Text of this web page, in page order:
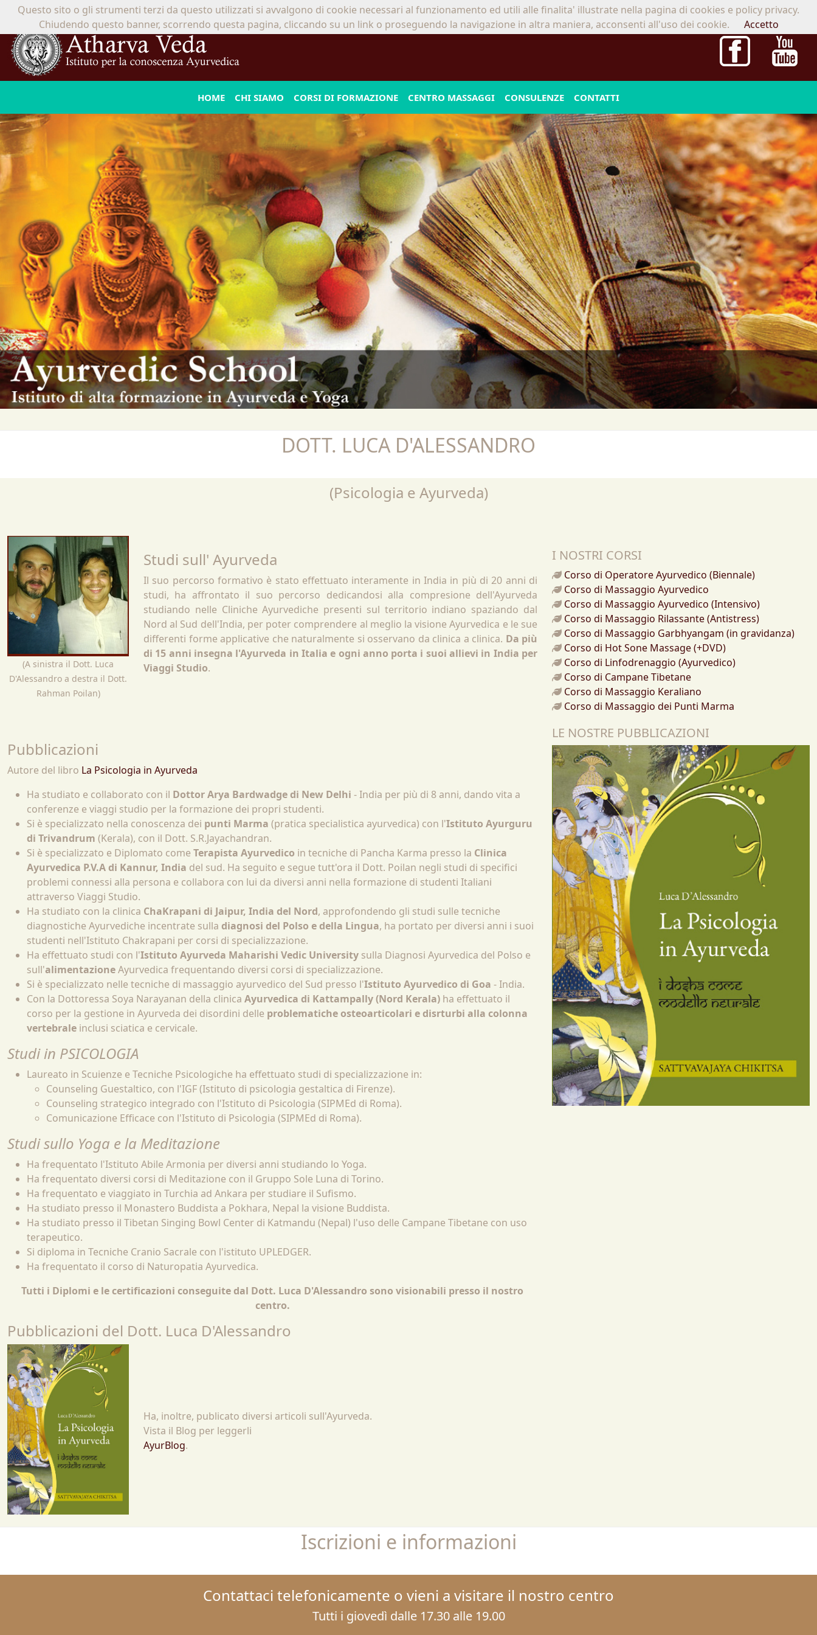
06.86801230-333.5272435 atharva-veda@libero.it
HOME CHI SIAMO CORSI DI FORMAZIONE CENTRO MASSAGGI CONSULENZE CONTATTI
DOTT. LUCA D'ALESSANDRO
(Psicologia e Ayurveda)
(A sinistra il Dott. Luca
D'Alessandro a destra il Dott.
Rahman Poilan)
Studi sull' Ayurveda
Il suo percorso formativo è stato effettuato interamente in India in più di 20 anni di
studi, ha affrontato il suo percorso dedicandosi alla compresione dell'Ayurveda
studiando nelle Cliniche Ayurvediche presenti sul territorio indiano spaziando dal
Nord al Sud dell'India, per poter comprendere al meglio la visione Ayurvedica e le sue
differenti forme applicative che naturalmente si osservano da clinica a clinica. Da più
di 15 anni insegna l'Ayurveda in Italia e ogni anno porta i suoi allievi in India per
Viaggi Studio.
Pubblicazioni
Autore del libro La Psicologia in Ayurveda
Ha studiato e collaborato con il Dottor Arya Bardwadge di New Delhi - India per più di 8 anni, dando vita a
conferenze e viaggi studio per la formazione dei propri studenti.
Si è specializzato nella conoscenza dei punti Marma (pratica specialistica ayurvedica) con l'Istituto Ayurguru
di Trivandrum (Kerala), con il Dott. S.R.Jayachandran.
Si è specializzato e Diplomato come Terapista Ayurvedico in tecniche di Pancha Karma presso la Clinica
Ayurvedica P.V.A di Kannur, India del sud. Ha seguito e segue tutt'ora il Dott. Poilan negli studi di specifici
problemi connessi alla persona e collabora con lui da diversi anni nella formazione di studenti Italiani
attraverso Viaggi Studio.
Ha studiato con la clinica ChaKrapani di Jaipur, India del Nord, approfondendo gli studi sulle tecniche
diagnostiche Ayurvediche incentrate sulla diagnosi del Polso e della Lingua, ha portato per diversi anni i suoi
studenti nell'Istituto Chakrapani per corsi di specializzazione.
Ha effettuato studi con l'Istituto Ayurveda Maharishi Vedic University sulla Diagnosi Ayurvedica del Polso e
sull'alimentazioneAyurvedica frequentando diversi corsi di specializzazione.
Si è specializzato nelle tecniche di massaggio ayurvedico del Sud presso l'Istituto Ayurvedico di Goa - India.
Con la Dottoressa Soya Narayanan della clinica Ayurvedica di Kattampally (Nord Kerala) ha effettuato il
corso per la gestione in Ayurveda dei disordini delle problematiche osteoarticolari e disrturbi alla colonna
vertebrale inclusi sciatica e cervicale.
Studi in PSICOLOGIA
Laureato in Scuienze e Tecniche Psicologiche ha effettuato studi di specializzazione in:
Counseling Guestaltico, con l'IGF (Istituto di psicologia gestaltica di Firenze).
Counseling strategico integrado con l'Istituto di Psicologia (SIPMEd di Roma).
Comunicazione Efficace con l'Istituto di Psicologia (SIPMEd di Roma).
Studi sullo Yoga e la Meditazione
Ha frequentato l'Istituto Abile Armonia per diversi anni studiando lo Yoga.
Ha frequentato diversi corsi di Meditazione con il Gruppo Sole Luna di Torino.
Ha frequentato e viaggiato in Turchia ad Ankara per studiare il Sufismo.
Ha studiato presso il Monastero Buddista a Pokhara, Nepal la visione Buddista.
Ha studiato presso il Tibetan Singing Bowl Center di Katmandu (Nepal) l'uso delle Campane Tibetane con uso
terapeutico.
Si diploma in Tecniche Cranio Sacrale con l'istituto UPLEDGER.
Ha frequentato il corso di Naturopatia Ayurvedica.
Tutti i Diplomi e le certificazioni conseguite dal Dott. Luca D'Alessandro sono visionabili presso il nostro
centro.
Pubblicazioni del Dott. Luca D'Alessandro
Ha, inoltre, publicato diversi articoli sull'Ayurveda.
Vista il Blog per leggerli
AyurBlog.
I NOSTRI CORSI
Corso di Operatore Ayurvedico (Biennale)
Corso di Massaggio Ayurvedico
Corso di Massaggio Ayurvedico (Intensivo)
Corso di Massaggio Rilassante (Antistress)
Corso di Massaggio Garbhyangam (in gravidanza)
Corso di Hot Sone Massage (+DVD)
Corso di Linfodrenaggio (Ayurvedico)
Corso di Campane Tibetane
Corso di Massaggio Keraliano
Corso di Massaggio dei Punti Marma
LE NOSTRE PUBBLICAZIONI
Iscrizioni e informazioni
Contattaci telefonicamente o vieni a visitare il nostro centro
Tutti i giovedì dalle 17.30 alle 19.00
Questo sito o gli strumenti terzi da questo utilizzati si avvalgono di cookie necessari al funzionamento ed utili alle finalita' illustrate nella pagina di cookies e policy privacy.
Chiudendo questo banner, scorrendo questa pagina, cliccando su un link o proseguendo la navigazione in altra maniera, acconsenti all'uso dei cookie.
Accetto